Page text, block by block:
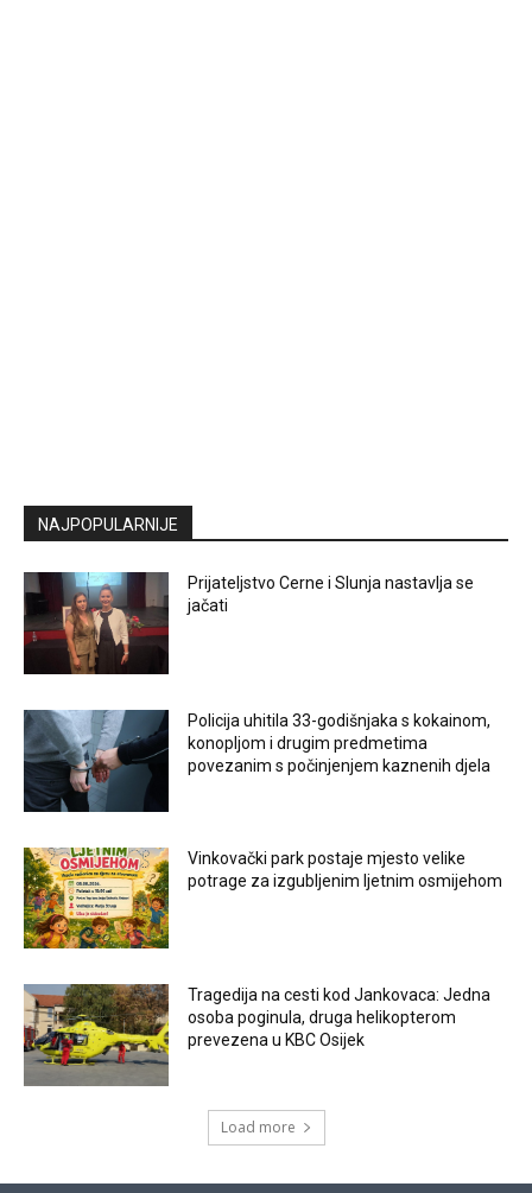
NAJPOPULARNIJE
Prijateljstvo Cerne i Slunja nastavlja se
jačati
Policija uhitila 33-godišnjaka s kokainom,
konopljom i drugim predmetima
povezanim s počinjenjem kaznenih djela
Vinkovački park postaje mjesto velike
potrage za izgubljenim ljetnim osmijehom
Tragedija na cesti kod Jankovaca: Jedna
osoba poginula, druga helikopterom
prevezena u KBC Osijek
Load more